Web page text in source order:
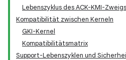
Lebenszyklus des ACK-KMI-Zweigs
Kompatibilität zwischen Kerneln
GKI-Kernel
Kompatibilitätsmatrix
Support-Lebenszyklen und